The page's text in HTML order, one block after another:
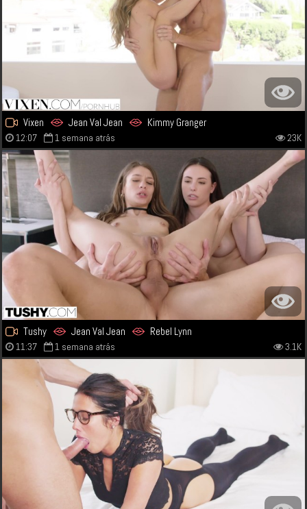
Vixen Jean Val Jean Kimmy Granger
12:07 1 semana atrás 23K
Tushy Jean Val Jean Rebel Lynn
11:37 1 semana atrás 3.1K